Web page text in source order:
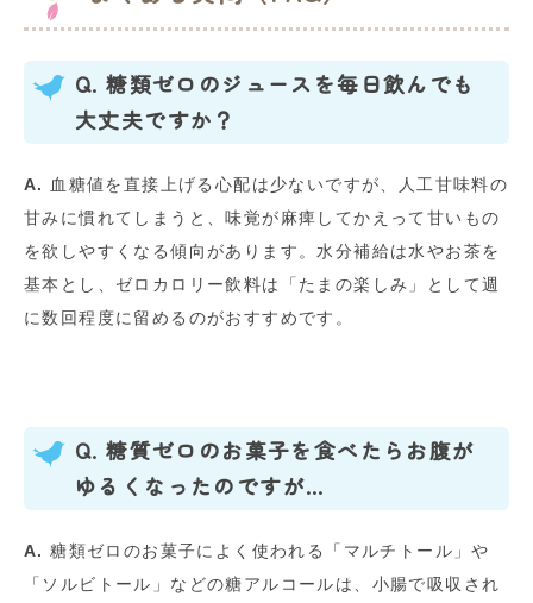
Q. 糖類ゼロのジュースを毎日飲んでも
大丈夫ですか？
A.
血糖値を直接上げる心配は少ないですが、人工甘味料の
甘みに慣れてしまうと、味覚が麻痺してかえって甘いもの
を欲しやすくなる傾向があります。水分補給は水やお茶を
基本とし、ゼロカロリー飲料は「たまの楽しみ」として週
に数回程度に留めるのがおすすめです。
Q. 糖質ゼロのお菓子を食べたらお腹が
ゆるくなったのですが…
A. 糖類ゼロのお菓子によく使われる「マルチトール」や
「ソルビトール」などの糖アルコールは、小腸で吸収され